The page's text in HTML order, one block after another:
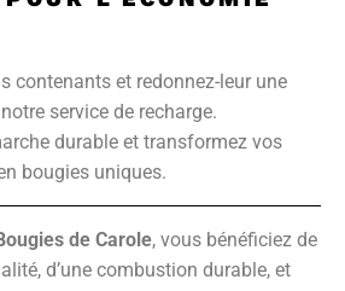
contenants et redonnez-leur une
service de recharge.
durable et transformez vos
bougies uniques.
de Carole, vous bénéficiez de
d’une combustion durable, et